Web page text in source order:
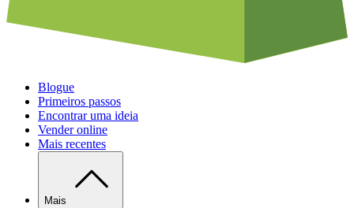
Blogue
Primeiros passos
Encontrar uma ideia
Vender online
Mais recentes
Mais